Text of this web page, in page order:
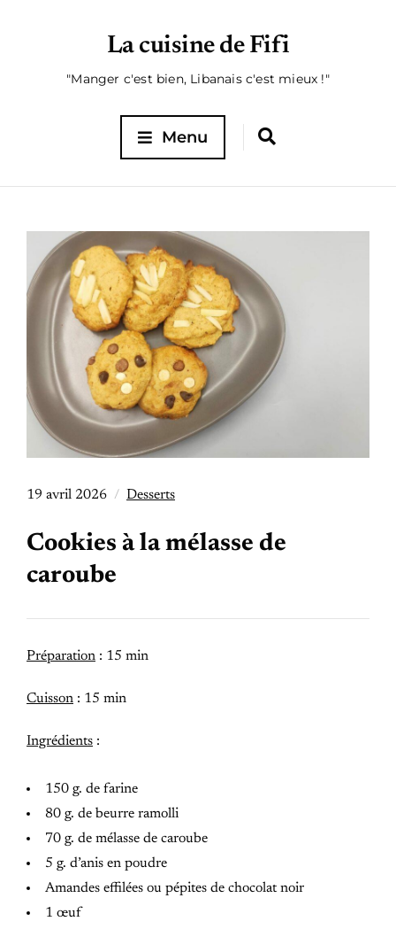
La cuisine de Fifi
"Manger c'est bien, Libanais c'est mieux !"
Menu
19 avril 2026 Desserts
Cookies à la mélasse de
caroube
Préparation : 15 min
Cuisson : 15 min
Ingrédients :
150 g. de farine
80 g. de beurre ramolli
70 g. de mélasse de caroube
5 g. d’anis en poudre
Amandes effilées ou pépites de chocolat noir
1 œuf